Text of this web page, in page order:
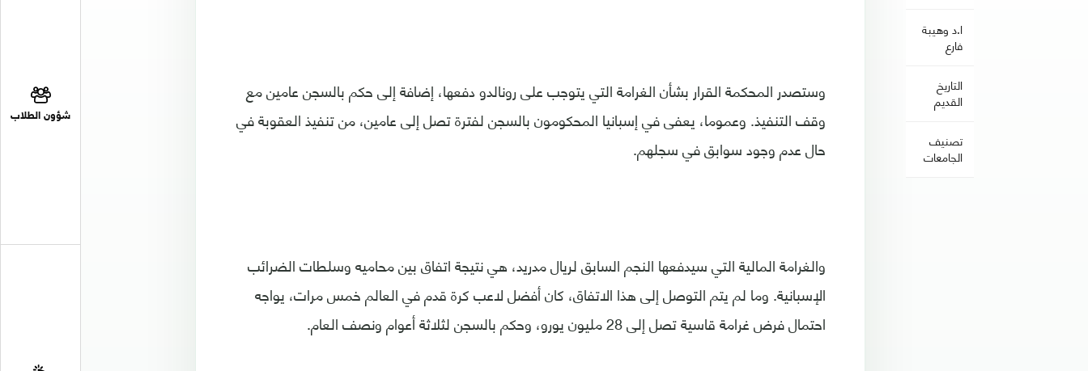
شؤون الطلاب
ا.د وهيبة
فارع
التاريخ
القديم
تصنيف
الجامعات
وستصدر المحكمة القرار بشأن الغرامة التي يتوجب على رونالدو دفعها، إضافة إلى حكم بالسجن عامين مع
وقف التنفيذ. وعموما، يعفى في إسبانيا المحكومون بالسجن لفترة تصل إلى عامين، من تنفيذ العقوبة في
حال عدم وجود سوابق في سجلهم.
والغرامة المالية التي سيدفعها النجم السابق لريال مدريد، هي نتيجة اتفاق بين محاميه وسلطات الضرائب
الإسبانية. وما لم يتم التوصل إلى هذا الاتفاق، كان أفضل لاعب كرة قدم في العالم خمس مرات، يواجه
احتمال فرض غرامة قاسية تصل إلى 28 مليون يورو، وحكم بالسجن لثلاثة أعوام ونصف العام.